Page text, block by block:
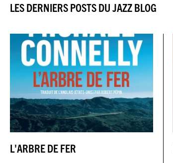
LES DERNIERS POSTS DU JAZZ BLOG
L'ARBRE DE FER